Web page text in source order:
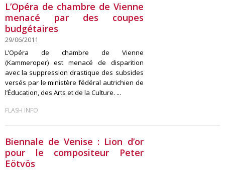
L’Opéra de chambre de Vienne
menacé par des coupes
budgétaires
29/06/2011
L’Opéra de chambre de Vienne
(Kammeroper) est menacé de disparition
avec la suppression drastique des subsides
versés par le ministère fédéral autrichien de
l’Éducation, des Arts et de la Culture. ...
FLASH INFO
Biennale de Venise : Lion d’or
pour le compositeur Peter
Eötvös